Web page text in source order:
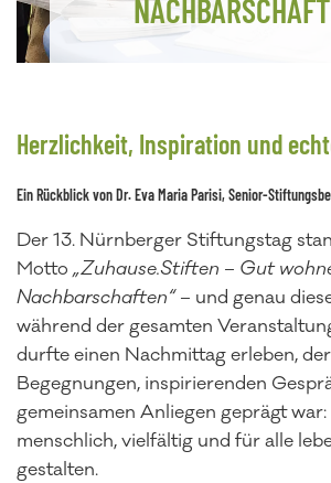
Herzlichkeit, Inspiration und
Ein Rückblick von Dr. Eva Maria Parisi, Senior-
Der 13. Nürnberger Stiftungstag
Motto „Zuhause.Stiften – Gut
Nachbarschaften“– und genau
während der gesamten
durfte einen Nachmittag erleben,
Begegnungen, inspirierenden
gemeinsamen Anliegen geprägt
menschlich, vielfältig und für alle
gestalten.